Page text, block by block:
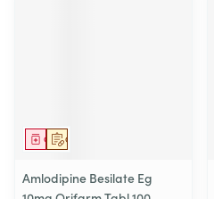
Op voorschrift
Geneesmiddel
Amlodipine Besilate Eg